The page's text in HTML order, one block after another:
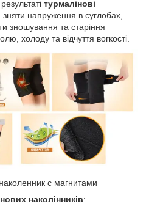
турмалінові
напруження в суглобах,
зношування та старіння
холоду та відчуття вогкості.
наколінників: